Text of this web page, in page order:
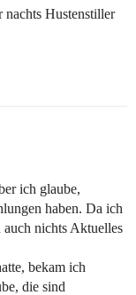
nachts Hustenstiller
ich glaube,
haben. Da ich
nichts Aktuelles
bekam ich
die sind